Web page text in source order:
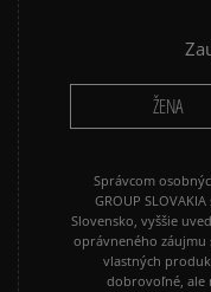
PUMA SUEDE
VANS OLD SKOOL
ŽENA
Správcom
GROUP
Slovensko, vyššie
oprávneného záujmu
vlastných
dobrovoľné, ale